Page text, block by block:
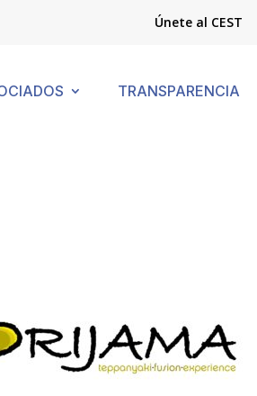
Únete al CEST
TRANSPARENCIA